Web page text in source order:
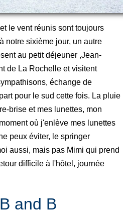
le vent réunis sont toujours
notre sixième jour, un autre
au petit déjeuner ,Jean-
de La Rochelle et visitent
échange de
pour le sud cette fois. La pluie
brise et mes lunettes, mon
où j'enlève mes lunettes
peux éviter, le springer
aussi, mais pas Mimi qui prend
difficile à l'hôtel, journée
and B